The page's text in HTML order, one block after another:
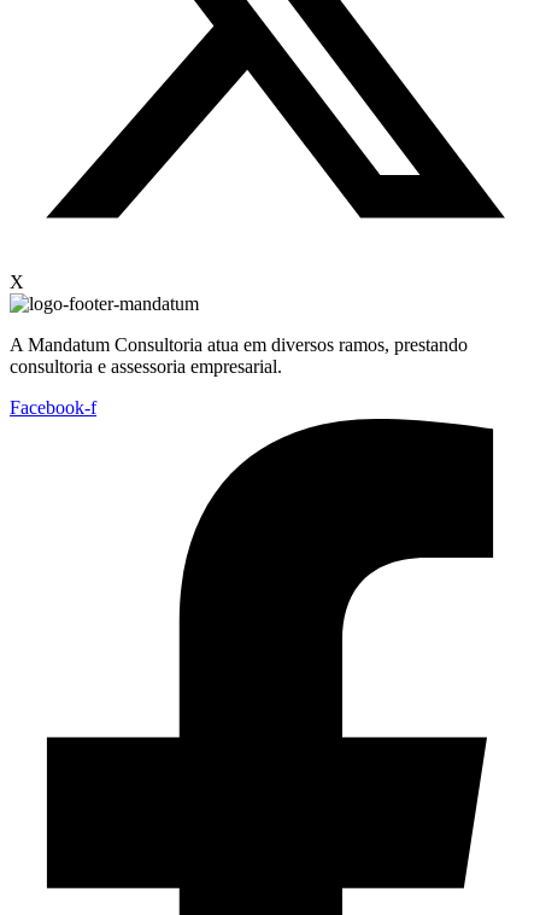
X
A Mandatum Consultoria atua em diversos ramos, prestando
consultoria e assessoria empresarial.
Facebook-f